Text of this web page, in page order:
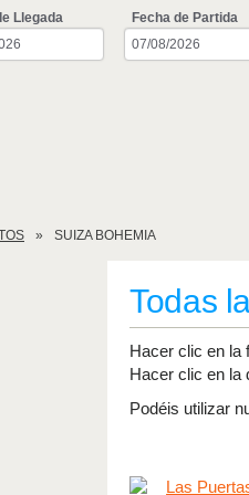
Llegada Fecha de Partida
SUIZA BOHEMIA
Todas
Hacer clic en la
Hacer clic en la
Podéis utilizar